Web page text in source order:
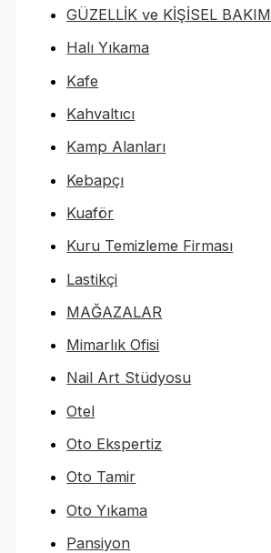
GÜZELLİK ve KİŞİSEL BAKIM
Halı Yıkama
Kafe
Kahvaltıcı
Kamp Alanları
Kebapçı
Kuaför
Kuru Temizleme Firması
Lastikçi
MAĞAZALAR
Mimarlık Ofisi
Nail Art Stüdyosu
Otel
Oto Ekspertiz
Oto Tamir
Oto Yıkama
Pansiyon